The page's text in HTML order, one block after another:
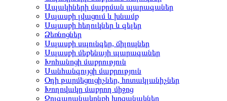
Ապակիների մաքրման պարագաներ
Սպասքի լվացում և խնամք
Սպասքի հեղուկներ և գելեր
Ձեռնոցներ
Սպասքի սպունգեր, ճիլոպներ
Սպասքի մեքենայի պարագաներ
Խոհանոցի մաքրություն
Սանհանգույցի մաքրություն
Օդի թարմեցուցիչներ, հոտակլանիչներ
Խողովակը մաքրող միջոց
Զուգարանակոնքի խոզանակներ